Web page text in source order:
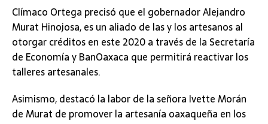
Clímaco Ortega precisó que el gobernador Alejandro
Murat Hinojosa, es un aliado de las y los artesanos al
otorgar créditos en este 2020 a través de la Secretaría
de Economía y BanOaxaca que permitirá reactivar los
talleres artesanales.
Asimismo, destacó la labor de la señora Ivette Morán
de Murat de promover la artesanía oaxaqueña en los